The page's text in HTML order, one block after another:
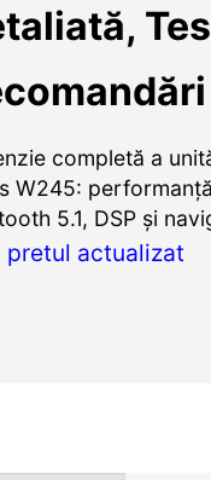
completă a
W245:
5.1, DSP și
pretul actualizat